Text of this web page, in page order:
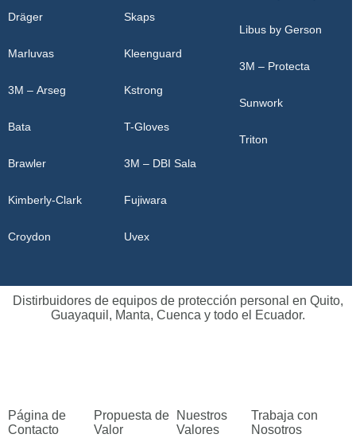
Dräger
Marluvas
3M – Arseg
Bata
Brawler
Kimberly-Clark
Croydon
Skaps
Kleenguard
Kstrong
T-Gloves
3M – DBI Sala
Fujiwara
Uvex
Libus by Gerson
3M – Protecta
Sunwork
Triton
Distirbuidores de equipos de protección personal en Quito,
Guayaquil, Manta, Cuenca y todo el Ecuador.
Página de
Contacto
Propuesta de
Valor
Nuestros
Valores
Trabaja con
Nosotros